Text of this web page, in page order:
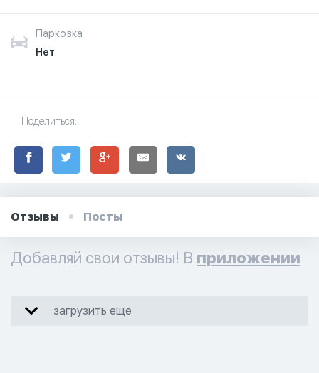
Парковка
Нет
Поделиться:
Отзывы Посты
Добавляй свои отзывы! В приложении
загрузить еще